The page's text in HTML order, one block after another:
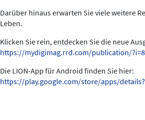
Darüber hinaus erwarten Sie viele weitere
Leben.
Klicken Sie rein, entdecken Sie die neue
https://mydigimag.rrd.com/publication/
Die LION-App für Android finden Sie hier:
https://play.google.com/store/apps/